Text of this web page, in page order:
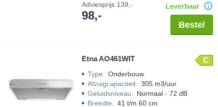
Adviesprijs 139,-
98,-
Leverbaar
Bestel
Etna AO461WIT C
Type: Onderbouw
Afzuigcapaciteit: 305 m3/uur
Geluidsniveau: Normaal - 72 dB
Breedte: 41 t/m 60 cm